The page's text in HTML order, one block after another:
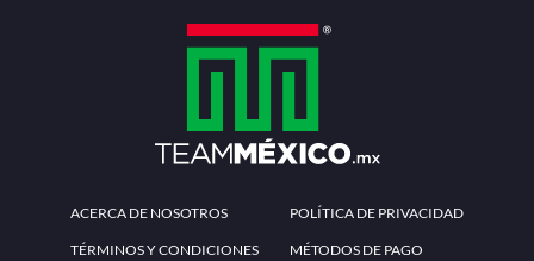
ACERCA DE NOSOTROS POLÍTICA DE PRIVACIDAD
TÉRMINOS Y CONDICIONES MÉTODOS DE PAGO